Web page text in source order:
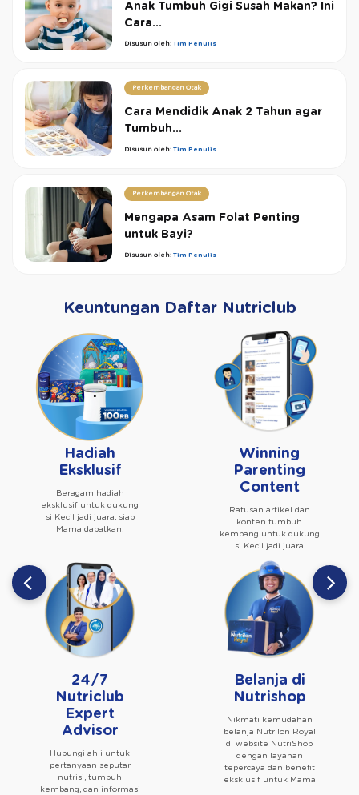
Anak Tumbuh Gigi Susah Makan? Ini
Cara...
Disusun oleh: Tim Penulis
Perkembangan Otak
Cara Mendidik Anak 2 Tahun agar
Tumbuh...
Disusun oleh: Tim Penulis
Perkembangan Otak
Mengapa Asam Folat Penting
untuk Bayi?
Disusun oleh: Tim Penulis
Keuntungan Daftar Nutriclub
Hadiah
Eksklusif
Beragam hadiah
eksklusif untuk dukung
si Kecil jadi juara, siap
Mama dapatkan!
Winning
Parenting
Content
Ratusan artikel dan
konten tumbuh
kembang untuk dukung
si Kecil jadi juara
24/7
Nutriclub
Expert
Advisor
Hubungi ahli untuk
pertanyaan seputar
nutrisi, tumbuh
kembang, dan informasi
Belanja di
Nutrishop
Nikmati kemudahan
belanja Nutrilon Royal
di website NutriShop
dengan layanan
tepercaya dan benefit
eksklusif untuk Mama